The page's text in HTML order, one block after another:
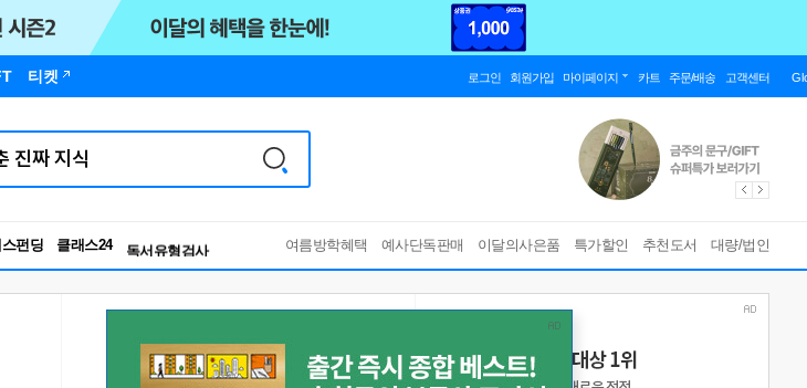
티켓 로그인 회원가입 마이페이지 카트 주문/배송 고객센터
펀딩 클래스24
독서유형검사
RBTI Lab
독서유형검사
여름방학혜택 예사단독판매 이달의사은품 특가할인 추천도서 대량/법인